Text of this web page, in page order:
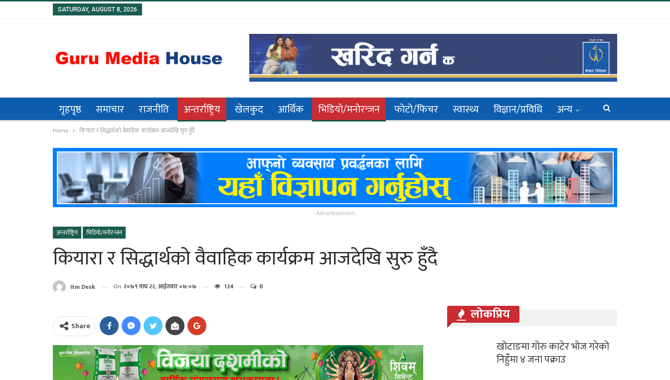
SATURDAY, AUGUST 8, 2026
गृहपृष्ठ समाचार राजनीति अन्तर्राष्ट्रिय खेलकुद आर्थिक भिडियो/मनोरन्जन फोटो/फिचर स्वास्थ्य विज्ञान/प्रविधि अन्य
Home कियारा र सिद्धार्थको वैवाहिक कार्यक्रम आजदेखि सुरु हुँदै
- Advertisement -
अन्तर्राष्ट्रिय
भिडियो/मनोरन्जन
कियारा र सिद्धार्थको वैवाहिक कार्यक्रम आजदेखि सुरु हुँदै
Itm Desk On २०७९ माघ २२, आईतवार ०७:०७ 124 0
Share
लोकप्रिय
पत्रकार प्रकाश बराईली
“अभिब्यक्ति” को मायाँ बिनाको…
गायिका संगीता मस्राङ्गी मगरको
‘तिमी नै त थियौँ…
खोटाङमा गोरु काटेर भोज गरेको
निहुँमा ४ जना पक्राउ